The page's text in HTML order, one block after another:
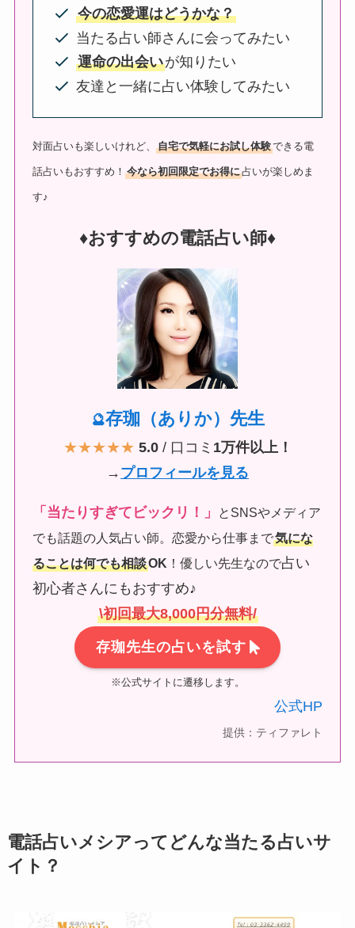
今の恋愛運はどうかな？
当たる占い師さんに会ってみたい
運命の出会いが知りたい
友達と一緒に占い体験してみたい
対面占いも楽しいけれど、自宅で気軽にお試し体験できる電
話占いもおすすめ！今なら初回限定でお得に占いが楽しめま
す♪
♦︎おすすめの電話占い師♦︎
🔮存珈（ありか）先生
★★★★★ 5.0/ 口コミ 1万件以上！
→ プロフィールを見る
「当たりすぎてビックリ！」
とSNSやメディア
でも話題の人気占い師。恋愛から仕事まで気にな
ることは何でも相談OK ！優しい先生なので占い
初心者さんにもおすすめ♪
\初回最大8,000円分無料/
存珈先生の占いを試す
※公式サイトに遷移します。
公式HP
提供：ティファレト
電話占いメシアってどんな当たる占いサ
イト？